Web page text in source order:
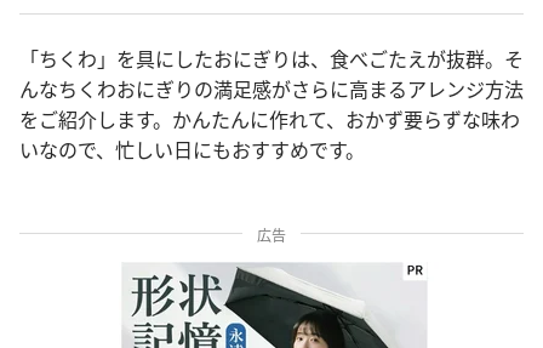
「ちくわ」を具にしたおにぎりは、食べごたえが抜群。そ
んなちくわおにぎりの満足感がさらに高まるアレンジ方法
をご紹介します。かんたんに作れて、おかず要らずな味わ
いなので、忙しい日にもおすすめです。
広告